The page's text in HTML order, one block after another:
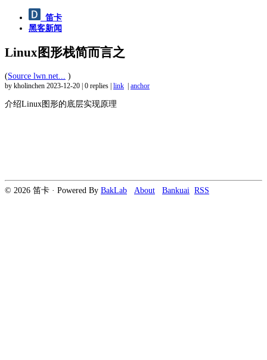
笛卡
黑客新闻
Linux图形栈简而言之
(Source lwn.net... )
by kholinchen 2023-12-20 0 replies link anchor
介绍Linux图形的底层实现原理
© 2026 笛卡 · Powered By BakLab About Bankuai RSS